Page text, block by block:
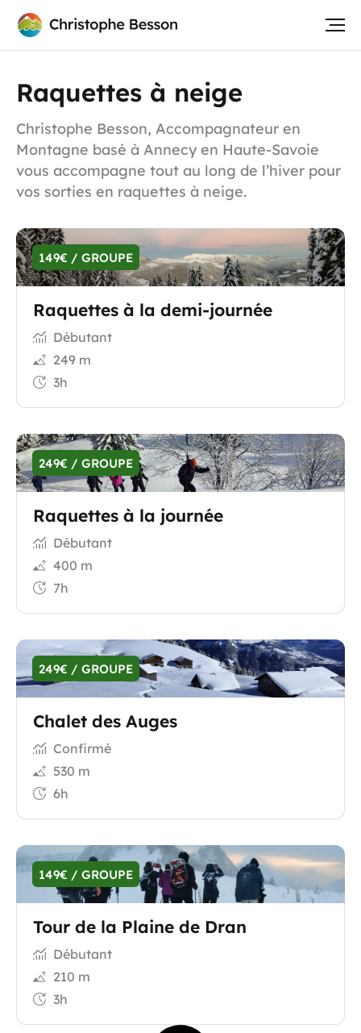
Raquettes à neige
Christophe Besson, Accompagnateur en
Montagne basé à Annecy en Haute-Savoie
vous accompagne tout au long de l’hiver pour
vos sorties en raquettes à neige.
149€ / GROUPE
Raquettes à la demi-journée
Débutant
249 m
3h
249€ / GROUPE
Raquettes à la journée
Débutant
400 m
7h
249€ / GROUPE
Chalet des Auges
Confirmé
530 m
6h
149€ / GROUPE
Tour de la Plaine de Dran
Débutant
210 m
3h